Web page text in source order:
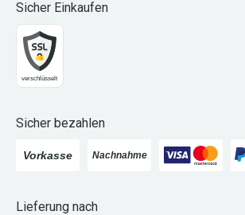
Sicher Einkaufen
Sicher bezahlen
Lieferung nach